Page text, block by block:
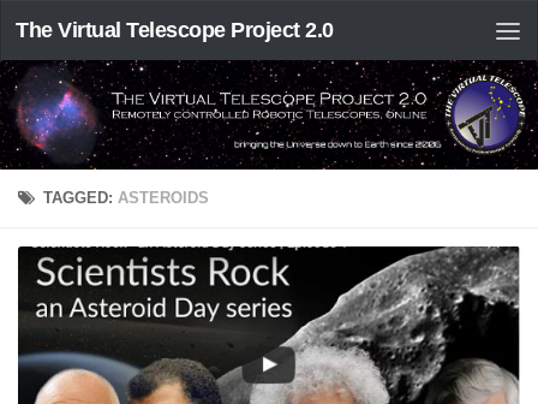
The Virtual Telescope Project 2.0
TAGGED: ASTEROIDS